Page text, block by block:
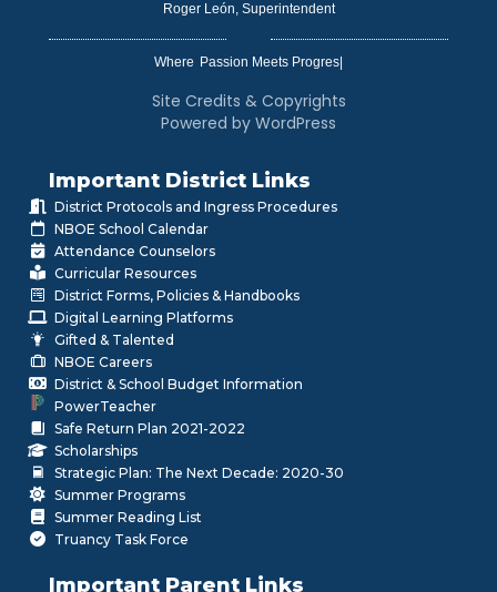
Roger León, Superintendent
Where
Site Credits & Copyrights
Powered by WordPress
Important District Links
District Protocols and Ingress Procedures
NBOE School Calendar
Attendance Counselors
Curricular Resources
District Forms, Policies & Handbooks
Digital Learning Platforms
Gifted & Talented
NBOE Careers
District & School Budget Information
PowerTeacher
Safe Return Plan 2021-2022
Scholarships
Strategic Plan: The Next Decade: 2020-30
Summer Programs
Summer Reading List
Truancy Task Force
Important Parent Links